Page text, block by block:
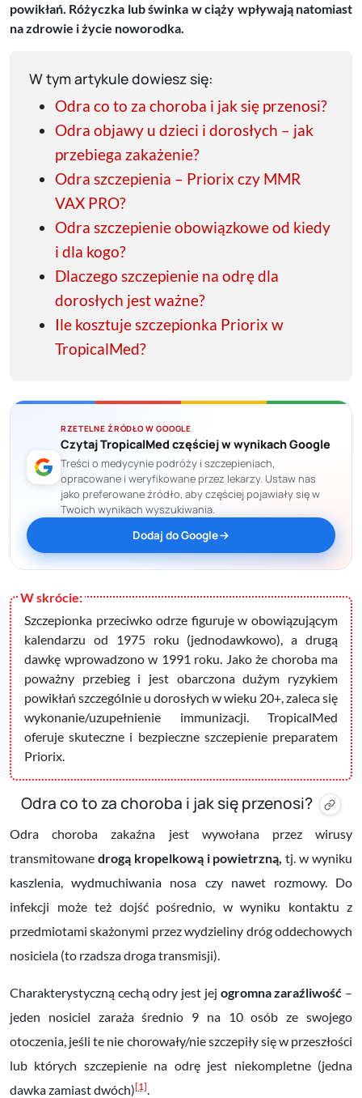
powikłań. Różyczka lub świnka w ciąży wpływają natomiast
na zdrowie i życie noworodka.
W tym artykule dowiesz się:
Odra co to za choroba i jak się przenosi?
Odra objawy u dzieci i dorosłych – jak
przebiega zakażenie?
Odra szczepienia – Priorix czy MMR
VAX PRO?
Odra szczepienie obowiązkowe od kiedy
i dla kogo?
Dlaczego szczepienie na odrę dla
dorosłych jest ważne?
Ile kosztuje szczepionka Priorix w
TropicalMed?
RZETELNE ŹRÓDŁO W GOOGLE
Czytaj TropicalMed częściej w wynikach Google
Treści o medycynie podróży i szczepieniach,
opracowane i weryfikowane przez lekarzy. Ustaw nas
jako preferowane źródło, aby częściej pojawiały się w
Twoich wynikach wyszukiwania.
Dodaj do Google
Szczepionka przeciwko odrze figuruje w obowiązującym
kalendarzu od 1975 roku (jednodawkowo), a drugą
dawkę wprowadzono w 1991 roku. Jako że choroba ma
poważny przebieg i jest obarczona dużym ryzykiem
powikłań szczególnie u dorosłych w wieku 20+, zaleca się
wykonanie/uzupełnienie immunizacji. TropicalMed
oferuje skuteczne i bezpieczne szczepienie preparatem
Priorix.
Odra co to za choroba i jak się przenosi?
Odra choroba zakaźna jest wywołana przez wirusy
transmitowane drogą kropelkową i powietrzną,tj. w wyniku
kaszlenia, wydmuchiwania nosa czy nawet rozmowy. Do
infekcji może też dojść pośrednio, w wyniku kontaktu z
przedmiotami skażonymi przez wydzieliny dróg oddechowych
nosiciela (to rzadsza droga transmisji).
Charakterystyczną cechą odry jest jej ogromna zaraźliwość –
jeden nosiciel zaraża średnio 9 na 10 osób ze swojego
otoczenia, jeśli te nie chorowały/nie szczepiły się w przeszłości
lub których szczepienie na odrę jest niekompletne (jedna
dawka zamiast dwóch)[1].